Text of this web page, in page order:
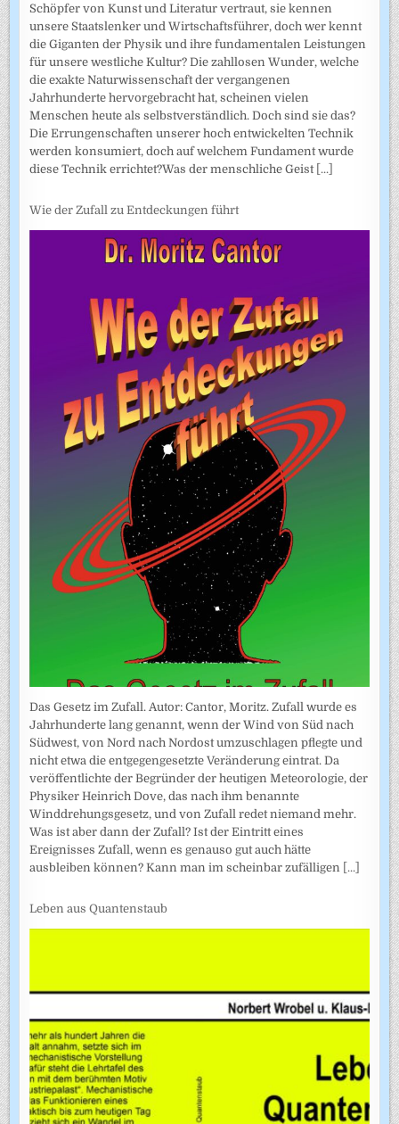
Schöpfer von Kunst und Literatur vertraut, sie kennen
unsere Staatslenker und Wirtschaftsführer, doch wer kennt
die Giganten der Physik und ihre fundamentalen Leistungen
für unsere westliche Kultur? Die zahllosen Wunder, welche
die exakte Naturwissenschaft der vergangenen
Jahrhunderte hervorgebracht hat, scheinen vielen
Menschen heute als selbstverständlich. Doch sind sie das?
Die Errungenschaften unserer hoch entwickelten Technik
werden konsumiert, doch auf welchem Fundament wurde
diese Technik errichtet?Was der menschliche Geist [...]
Wie der Zufall zu Entdeckungen führt
Das Gesetz im Zufall. Autor: Cantor, Moritz. Zufall wurde es
Jahrhunderte lang genannt, wenn der Wind von Süd nach
Südwest, von Nord nach Nordost umzuschlagen pflegte und
nicht etwa die entgegengesetzte Veränderung eintrat. Da
veröffentlichte der Begründer der heutigen Meteorologie, der
Physiker Heinrich Dove, das nach ihm benannte
Winddrehungsgesetz, und von Zufall redet niemand mehr.
Was ist aber dann der Zufall? Ist der Eintritt eines
Ereignisses Zufall, wenn es genauso gut auch hätte
ausbleiben können? Kann man im scheinbar zufälligen [...]
Leben aus Quantenstaub